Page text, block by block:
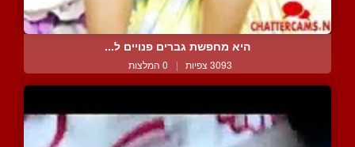
היא מחפשת גברים פנויים ל...
3093 צפיות | 0 המלצות